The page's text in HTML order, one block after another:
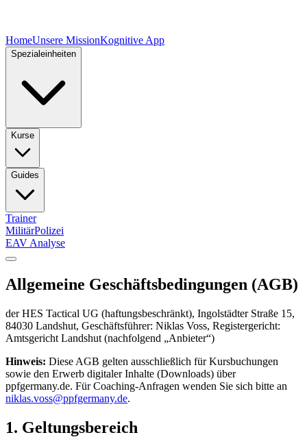
HomeUnsere MissionKognitive App
Spezialeinheiten
Kurse
Guides
Trainer
MilitärPolizei
EAV Analyse
Allgemeine Geschäftsbedingungen (AGB)
der HES Tactical UG (haftungsbeschränkt), Ingolstädter Straße 15,
84030 Landshut, Geschäftsführer: Niklas Voss, Registergericht:
Amtsgericht Landshut (nachfolgend „Anbieter“)
Hinweis: Diese AGB gelten ausschließlich für Kursbuchungen
sowie den Erwerb digitaler Inhalte (Downloads) über
ppfgermany.de. Für Coaching-Anfragen wenden Sie sich bitte an
niklas.voss@ppfgermany.de.
1. Geltungsbereich